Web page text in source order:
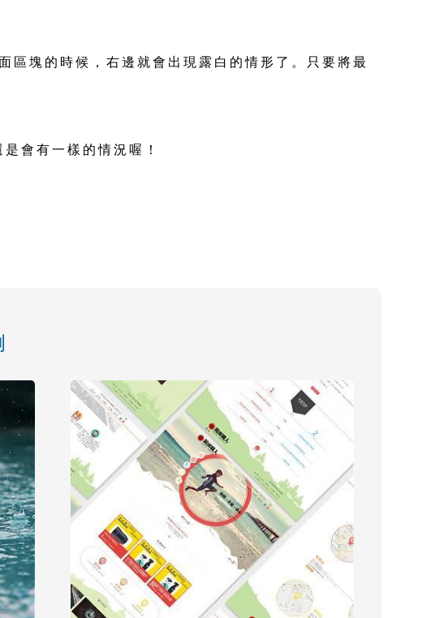
塊的時候，右邊就會出現露白的情形了。只要將最
會有一樣的情況喔！